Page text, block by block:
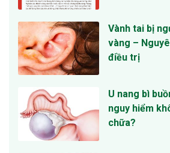
Vành tai bị
vàng –
điều trị
U nang bì
nguy hiểm
chữa?